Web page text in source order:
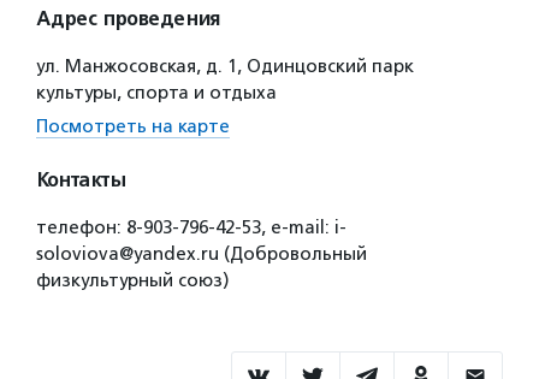
Адрес проведения
ул. Манжосовская, д. 1, Одинцовский парк
культуры, спорта и отдыха
Посмотреть на карте
Контакты
телефон: 8-903-796-42-53, e-mail: i-
soloviova@yandex.ru (Добровольный
физкультурный союз)